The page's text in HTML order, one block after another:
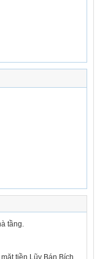
tầng.